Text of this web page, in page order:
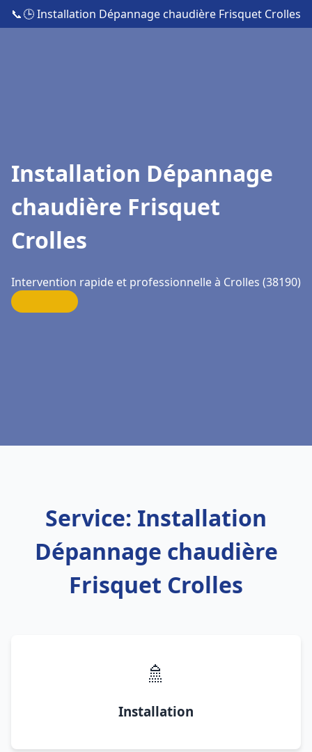
📞🕒 Installation Dépannage chaudière Frisquet Crolles
Installation Dépannage
chaudière Frisquet
Crolles
Intervention rapide et professionnelle à Crolles (38190)
Service: Installation
Dépannage chaudière
Frisquet Crolles
🚿
Installation